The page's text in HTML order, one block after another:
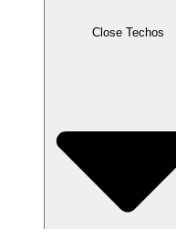
Close Techos